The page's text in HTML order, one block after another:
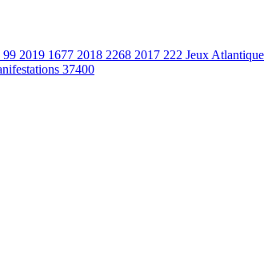
99 2019 1677 2018 2268 2017 222 Jeux Atlantique
37400